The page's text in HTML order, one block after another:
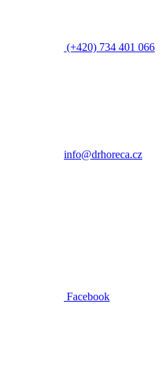
(+420) 734 401 066
info@drhoreca.cz
Facebook